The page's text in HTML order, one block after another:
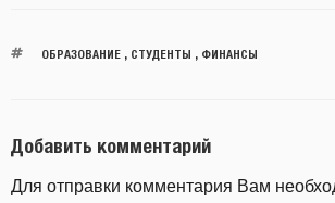
ОБРАЗОВАНИЕ, СТУДЕНТЫ , ФИНАНСЫ
Добавить комментарий
Для отправки комментария Вам